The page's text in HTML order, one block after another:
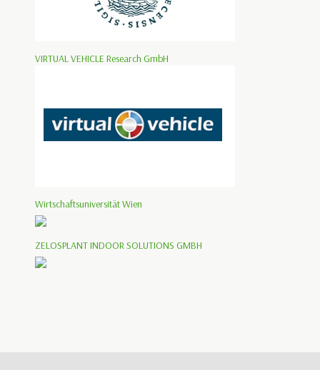
VIRTUAL VEHICLE Research GmbH
Wirtschaftsuniversität Wien
ZELOSPLANT INDOOR SOLUTIONS GMBH